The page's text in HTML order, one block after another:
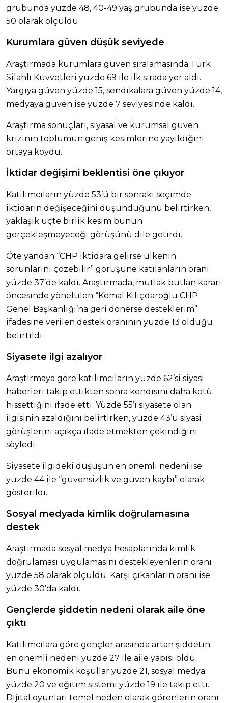
grubunda yüzde 48, 40-49 yaş grubunda ise yüzde
50 olarak ölçüldü.
Kurumlara güven düşük seviyede
Araştırmada kurumlara güven sıralamasında Türk
Silahlı Kuvvetleri yüzde 69 ile ilk sırada yer aldı.
Yargıya güven yüzde 15, sendikalara güven yüzde 14,
medyaya güven ise yüzde 7 seviyesinde kaldı.
Araştırma sonuçları, siyasal ve kurumsal güven
krizinin toplumun geniş kesimlerine yayıldığını
ortaya koydu.
İktidar değişimi beklentisi öne çıkıyor
Katılımcıların yüzde 53’ü bir sonraki seçimde
iktidarın değişeceğini düşündüğünü belirtirken,
yaklaşık üçte birlik kesim bunun
gerçekleşmeyeceği görüşünü dile getirdi.
Öte yandan “CHP iktidara gelirse ülkenin
sorunlarını çözebilir” görüşüne katılanların oranı
yüzde 37’de kaldı. Araştırmada, mutlak butlan kararı
öncesinde yöneltilen “Kemal Kılıçdaroğlu CHP
Genel Başkanlığı’na geri dönerse desteklerim”
ifadesine verilen destek oranının yüzde 13 olduğu
belirtildi.
Siyasete ilgi azalıyor
Araştırmaya göre katılımcıların yüzde 62’si siyasi
haberleri takip ettikten sonra kendisini daha kötü
hissettiğini ifade etti. Yüzde 55’i siyasete olan
ilgisinin azaldığını belirtirken, yüzde 43’ü siyasi
görüşlerini açıkça ifade etmekten çekindiğini
söyledi.
Siyasete ilgideki düşüşün en önemli nedeni ise
yüzde 44 ile “güvensizlik ve güven kaybı” olarak
gösterildi.
Sosyal medyada kimlik doğrulamasına
destek
Araştırmada sosyal medya hesaplarında kimlik
doğrulaması uygulamasını destekleyenlerin oranı
yüzde 58 olarak ölçüldü. Karşı çıkanların oranı ise
yüzde 30’da kaldı.
Gençlerde şiddetin nedeni olarak aile öne
çıktı
Katılımcılara göre gençler arasında artan şiddetin
en önemli nedeni yüzde 27 ile aile yapısı oldu.
Bunu ekonomik koşullar yüzde 21, sosyal medya
yüzde 20 ve eğitim sistemi yüzde 19 ile takip etti.
Dijital oyunları temel neden olarak görenlerin oranı